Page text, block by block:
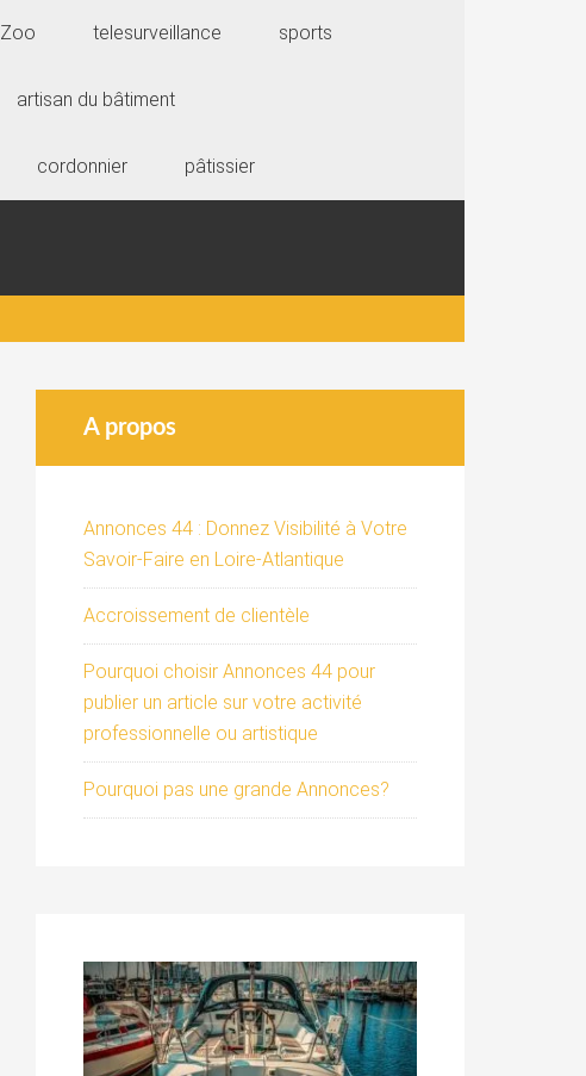
Zoo telesurveillance sports
artisan du bâtiment
cordonnier pâtissier
A propos
Annonces 44 : Donnez Visibilité à Votre
Savoir-Faire en Loire-Atlantique
Accroissement de clientèle
Pourquoi choisir Annonces 44 pour
publier un article sur votre activité
professionnelle ou artistique
Pourquoi pas une grande Annonces?